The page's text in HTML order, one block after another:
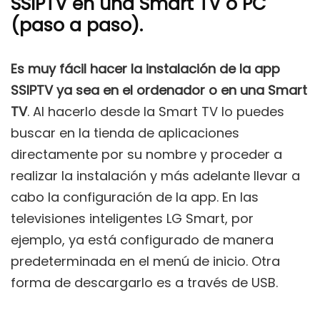
(paso a paso).
Es muy fácil hacer la instalación de la app
SSIPTV ya sea en el ordenador o en una Smart
TV. Al hacerlo desde la Smart TV lo puedes
buscar en la tienda de aplicaciones
directamente por su nombre y proceder a
realizar la instalación y más adelante llevar a
cabo la configuración de la app. En las
televisiones inteligentes LG Smart, por
ejemplo, ya está configurado de manera
predeterminada en el menú de inicio. Otra
forma de descargarlo es a través de USB.